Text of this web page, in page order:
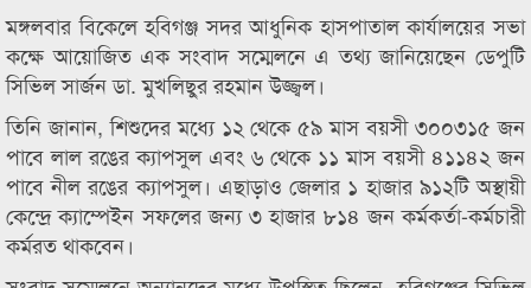
মঙ্গলবার বিকেলে হবিগঞ্জ সদর আধুনিক হাসপাতাল কার্যালয়ের সভা
কক্ষে আয়োজিত এক সংবাদ সম্মেলনে এ তথ্য জানিয়েছেন ডেপুটি
সিভিল সার্জন ডা. মুখলিছুর রহমান উজ্জ্বল।
তিনি জানান, শিশুদের মধ্যে ১২ থেকে ৫৯ মাস বয়সী ৩০০৩১৫ জন
পাবে লাল রঙের ক্যাপসুল এবং ৬ থেকে ১১ মাস বয়সী ৪১১৪২ জন
পাবে নীল রঙের ক্যাপসুল। এছাড়াও জেলার ১ হাজার ৯১২টি অস্থায়ী
কেন্দ্রে ক্যাম্পেইন সফলের জন্য ৩ হাজার ৮১৪ জন কর্মকর্তা-কর্মচারী
কর্মরত থাকবেন।